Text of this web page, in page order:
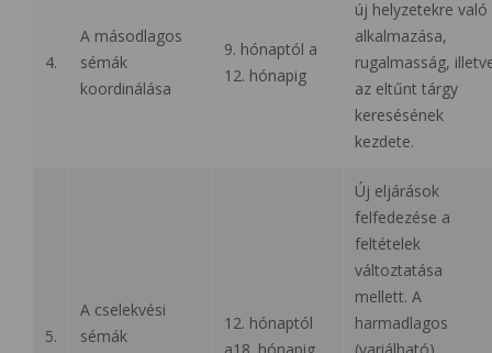
4.
A másodlagos
sémák
koordinálása
9. hónaptól a
12. hónapig
új helyzetekre való
alkalmazása,
rugalmasság,
az eltűnt tárgy
keresésének
kezdete.
5.
A cselekvési
sémák
12. hónaptól
a18. hónapig
Új eljárások
felfedezése a
feltételek
változtatása
mellett. A
harmadlagos
(variálható)